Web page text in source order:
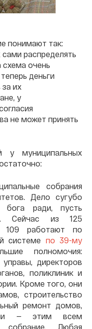
понимают так:
распределять
схема очень
деньги
их
у
не может принять
у муниципальных
собрания
Дело сугубо
бога ради, пусть
Сейчас из 125
109 работают по
системе по 39-му
полномочия:
директоров
поликлиник и
Кроме того, они
строительство
ремонт домов,
— этим всем
собрание. Любая